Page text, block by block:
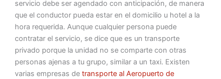
servicio debe ser agendado con anticipación, de manera
que el conductor pueda estar en el domicilio u hotel a la
hora requerida. Aunque cualquier persona puede
contratar el servicio, se dice que es un transporte
privado porque la unidad no se comparte con otras
personas ajenas a tu grupo, similar a un taxi. Existen
varias empresas de transporte al Aeropuerto de